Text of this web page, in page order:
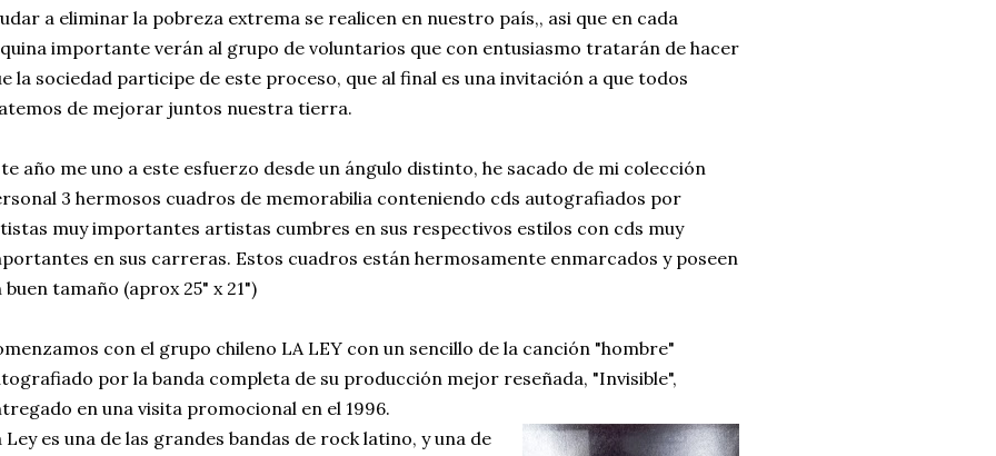
a eliminar la pobreza extrema se realicen en nuestro país,, asi que en cada
importante verán al grupo de voluntarios que con entusiasmo tratarán de hacer
la sociedad participe de este proceso, que al final es una invitación a que todos
de mejorar juntos nuestra tierra.
año me uno a este esfuerzo desde un ángulo distinto, he sacado de mi colección
3 hermosos cuadros de memorabilia conteniendo cds autografiados por
muy importantes artistas cumbres en sus respectivos estilos con cds muy
en sus carreras. Estos cuadros están hermosamente enmarcados y poseen
buen tamaño (aprox 25" x 21")
con el grupo chileno LA LEY con un sencillo de la canción "hombre"
por la banda completa de su producción mejor reseñada, "Invisible",
en una visita promocional en el 1996.
Ley es una de las grandes bandas de rock latino, y una de